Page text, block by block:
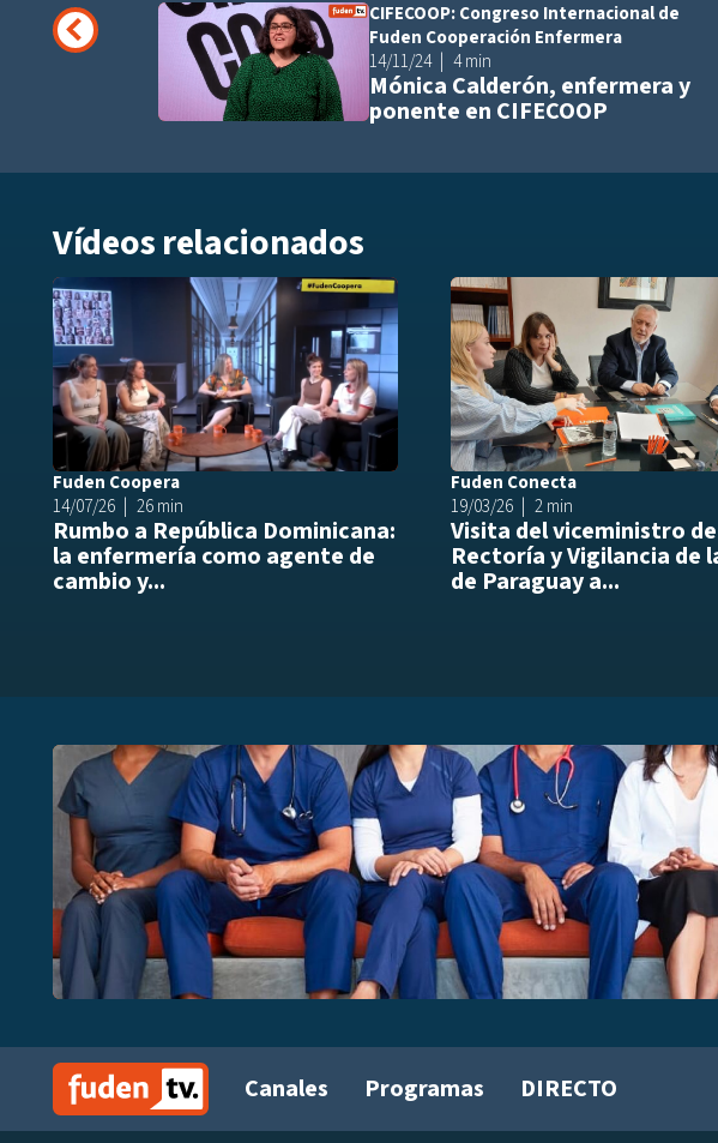
CIFECOOP: Congreso Internacional de
Fuden Cooperación Enfermera
14/11/24
4 min
Mónica Calderón, enfermera y
ponente en CIFECOOP
Vídeos relacionados
Añadir a playlist
Fuden Coopera
14/07/26
26 min
Rumbo a República Dominicana:
la enfermería como agente de
cambio y...
Fuden Conecta
19/03/26
2 min
Visita del viceministro de
Rectoría y Vigilancia de
de Paraguay a...
Canales Programas DIRECTO